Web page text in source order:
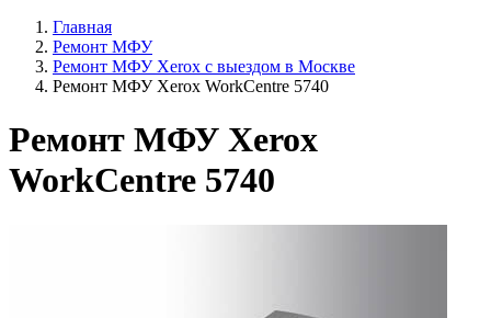
Главная
Ремонт МФУ
Ремонт МФУ Xerox с выездом в Москве
Ремонт МФУ Xerox WorkCentre 5740
Ремонт МФУ Xerox
WorkCentre 5740